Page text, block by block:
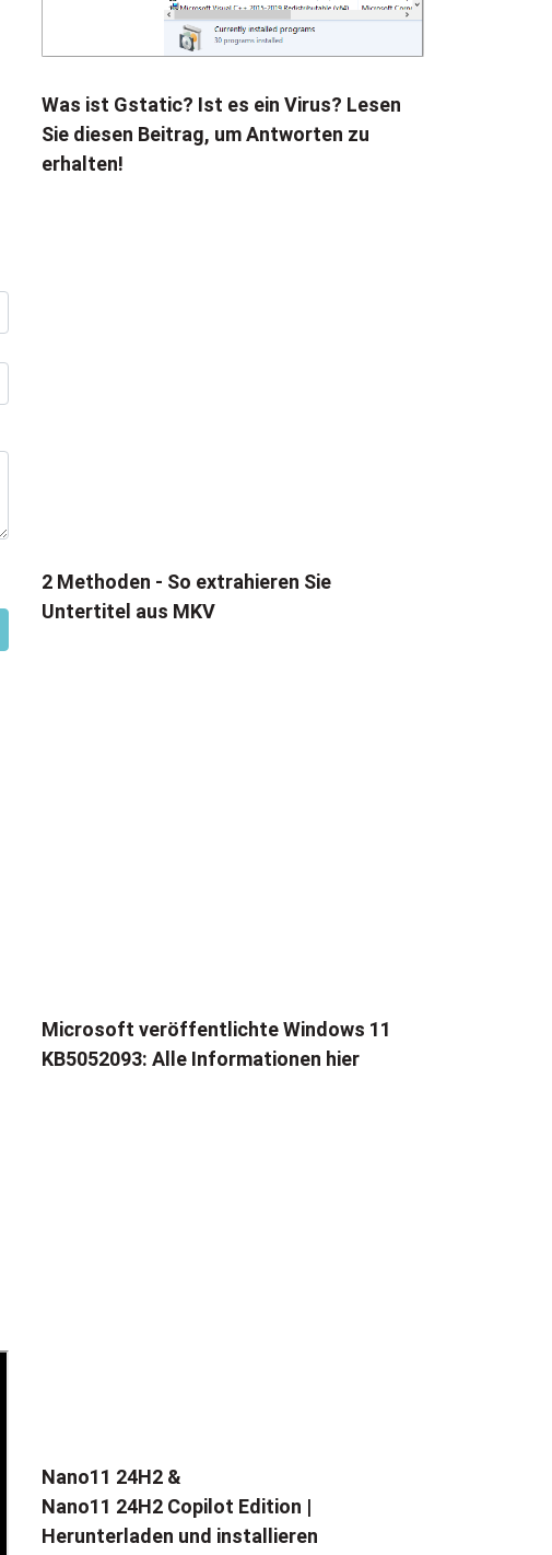
Was ist Gstatic? Ist es ein Virus? Lesen
Sie diesen Beitrag, um Antworten zu
erhalten!
2 Methoden - So extrahieren Sie
Untertitel aus MKV
Microsoft veröffentlichte Windows 11
KB5052093: Alle Informationen hier
Nano11 24H2 &
Nano11 24H2 Copilot Edition |
Herunterladen und installieren